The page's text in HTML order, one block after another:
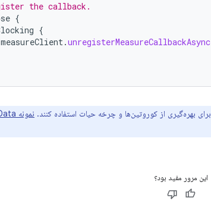
the callback.
{
{
measureClient.unregisterMeasureCallbackAsync
برای بهره‌گیری از کوروتین‌ها و چرخه حیات استفاده کنند. نمونه Measure Data را
این مرور مفید بود؟